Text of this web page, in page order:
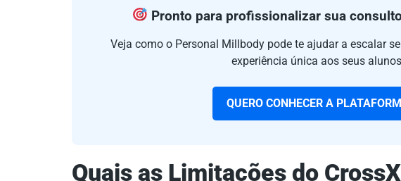
Pronto para profissionalizar sua
Veja como o Personal Millbody pode te ajudar a escalar
experiência única aos seus
QUERO CONHECER A
Quais as Limitações do